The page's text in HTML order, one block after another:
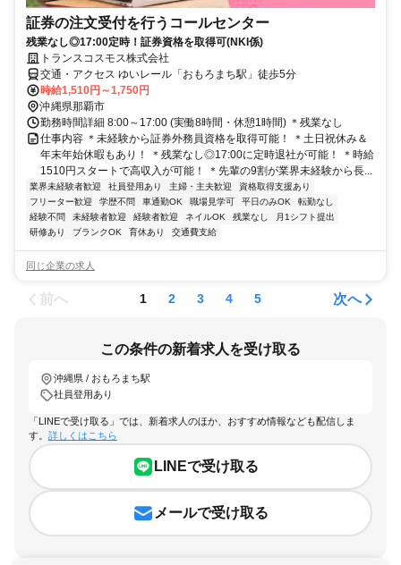
証券の注文受付を行うコールセンター
残業なし◎17:00定時！証券資格を取得可(NKI係)
トランスコスモス株式会社
交通・アクセス ゆいレール「おもろまち駅」徒歩5分
時給1,510円～1,750円
沖縄県那覇市
勤務時間詳細 8:00～17:00 (実働8時間・休憩1時間) ＊残業なし
仕事内容 ＊未経験から証券外務員資格を取得可能！ ＊土日祝休み＆
年末年始休暇もあり！ ＊残業なし◎17:00に定時退社が可能！ ＊時給
1510円スタートで高収入が可能！ ＊先輩の9割が業界未経験から長...
業界未経験者歓迎 社員登用あり 主婦・主夫歓迎
資格取得支援あり
フリーター歓迎
学歴不問 車通勤OK 職場見学可 平日のみOK
転勤なし
経験不問
未経験者歓迎 経験者歓迎 ネイルOK 残業なし
月1シフト提出
研修あり
ブランクOK 育休あり 交通費支給
同じ企業の求人
前へ 1 2 3 4 5 次へ
この条件の新着求人を受け取る
沖縄県 / おもろまち駅
社員登用あり
「LINEで受け取る」では、新着求人のほか、おすすめ情報なども配信しま
す。 詳しくはこちら
LINEで受け取る
メールで受け取る